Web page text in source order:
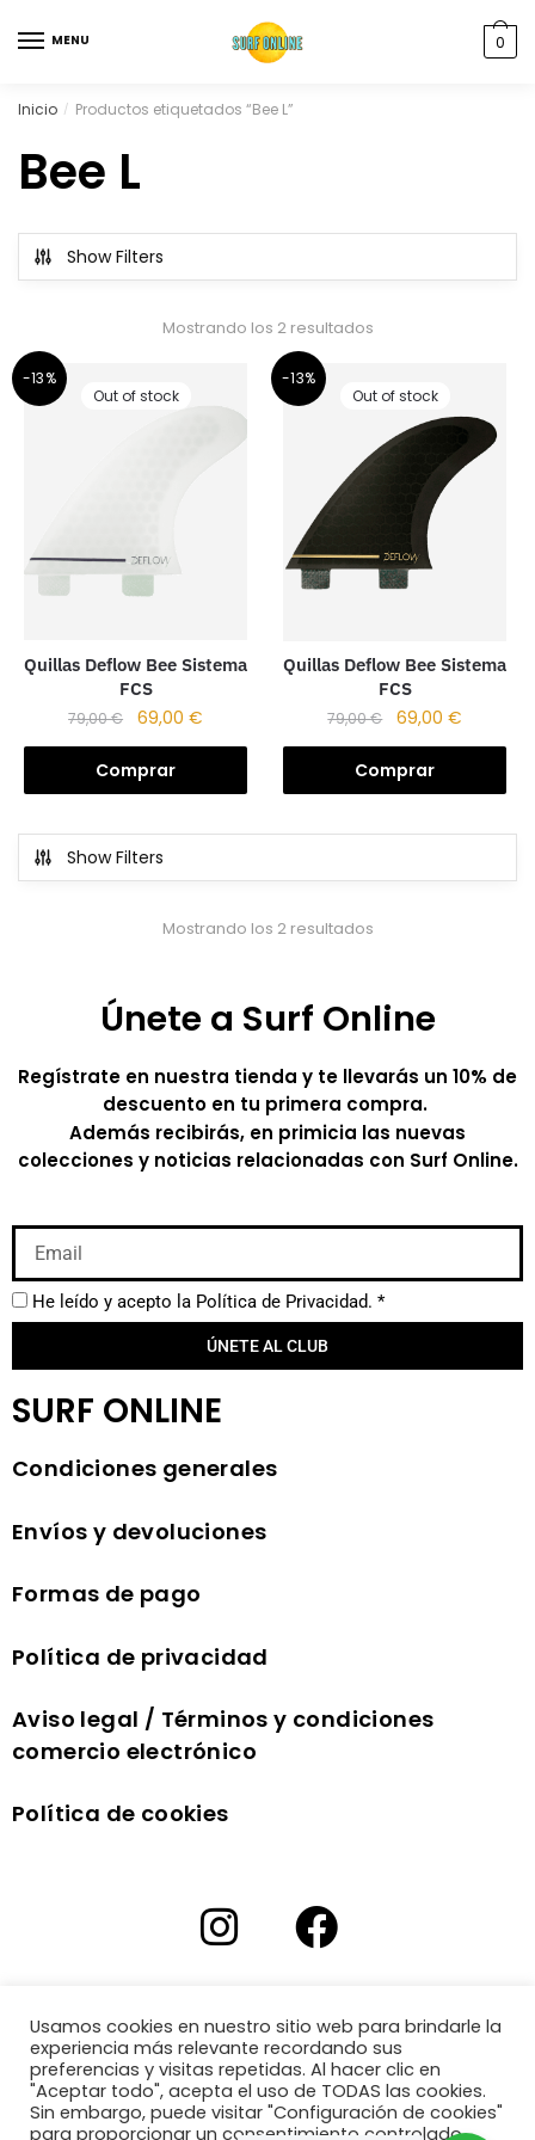
MENU 0
Inicio / Productos etiquetados “Bee L”
Bee L
Show Filters
Mostrando los 2 resultados
-13%
Out of stock
Quillas Deflow Bee Sistema
FCS
79,00€ 69,00€
Comprar
-13%
Out of stock
Quillas Deflow Bee Sistema
FCS
79,00€ 69,00€
Comprar
Show Filters
Mostrando los 2 resultados
Únete a Surf Online
Regístrate en nuestra tienda y te llevarás un 10% de
descuento en tu primera compra.
Además recibirás, en primicia las nuevas
colecciones y noticias relacionadas con Surf Online.
He leído y acepto la Política de Privacidad. *
ÚNETE AL CLUB
SURF ONLINE
Condiciones generales
Envíos y devoluciones
Formas de pago
Política de privacidad
Aviso legal / Términos y condiciones
comercio electrónico
Política de cookies
Usamos cookies en nuestro sitio web para brindarle la
experiencia más relevante recordando sus
preferencias y visitas repetidas. Al hacer clic en
"Aceptar todo", acepta el uso de TODAS las cookies.
Sin embargo, puede visitar "Configuración de cookies"
para proporcionar un consentimiento controlado.